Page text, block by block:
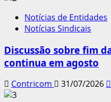
Notícias de Entidades
Notícias Sindicais
Discussão sobre fim
continua em agosto
Contricom 31/07/2026